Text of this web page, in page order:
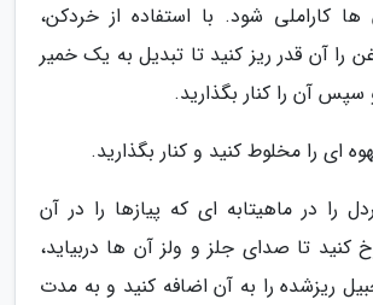
کاراملی شود. با استفاده از خردکن،
را آن قدر ریز کنید تا تبدیل به یک خمیر
آن را کنار بگذارید.
را در ماهیتابه ای که پیازها را در آن
کنید تا صدای جلز و ولز آن ها دربیاید،
ریزشده را به آن اضافه کنید و به مدت